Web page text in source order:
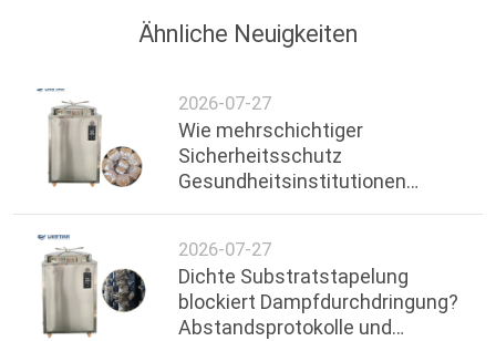
Ähnliche Neuigkeiten
2026-07-27
Wie mehrschichtiger
Sicherheitsschutz
Gesundheitsinstitutionen
Abschaltung bei 200L
Autoklaven
2026-07-27
Dichte Substratstapelung
blockiert Dampfdurchdringung?
Abstandsprotokolle und